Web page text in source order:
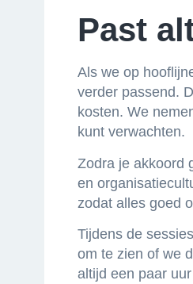
Past
Als we op
verder passend.
kosten. We
kunt verwachten.
Zodra je akkoord
en
zodat alles goed
Tijdens de
om te zien of we
altijd een paar